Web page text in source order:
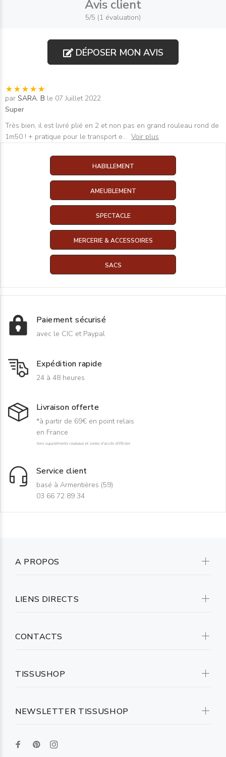
Avis client
5/5 (1 évaluation)
DÉPOSER MON AVIS
par SARA. B le 07 Juillet 2022
Super
Très bien, il est livré plié en 2 et non pas en grand rouleau rond de
1m50 ! + pratique pour le transport e... Voir plus
HABILLEMENT
AMEUBLEMENT
SPECTACLE
MERCERIE & ACCESSOIRES
SACS
Paiement sécurisé
avec le CIC et Paypal
Expédition rapide
24 à 48 heures
Livraison offerte
*à partir de 69€ en point relais
en France
hors suppléments rouleaux et zones d'accès difficiles
Service client
basé à Armentières (59)
03 66 72 89 34
NEWSLETTER TISSUSHOP
A PROPOS
LIENS DIRECTS
CONTACTS
TISSUSHOP